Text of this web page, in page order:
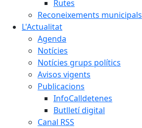
Rutes
Reconeixements municipals
L'Actualitat
Agenda
Notícies
Notícies grups polítics
Avisos vigents
Publicacions
InfoCalldetenes
Butlletí digital
Canal RSS